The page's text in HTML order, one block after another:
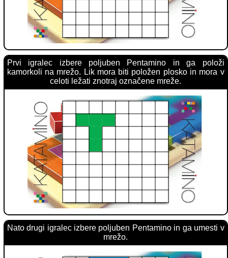
Prvi igralec izbere poljuben Pentamino in ga položi
kamorkoli na mrežo. Lik mora biti položen plosko in mora v
celoti ležati znotraj označene mreže.
Nato drugi igralec izbere poljuben Pentamino in ga umesti v
mrežo.